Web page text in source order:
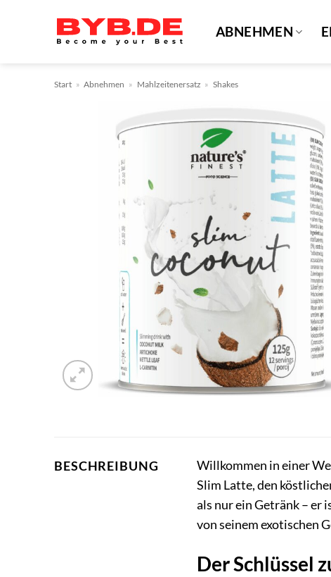
ABNEHMEN
Start » Abnehmen » Mahlzeitenersatz » Shakes
BESCHREIBUNG
Willkommen in einer
Slim Latte, den
als nur ein Getränk – er
von seinem exotischen
Der Schlüssel